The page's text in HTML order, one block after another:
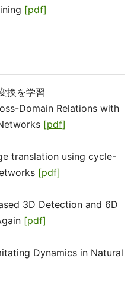
[pdf]
換を学習
Domain Relations with
[pdf]
translation using cycle-
[pdf]
3D Detection and 6D
[pdf]
Dynamics in Natural